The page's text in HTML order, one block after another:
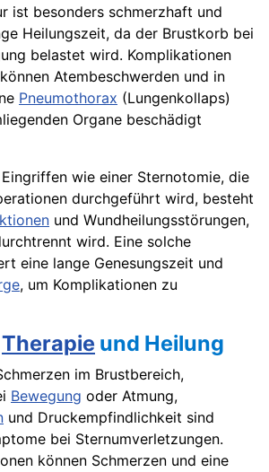
ist besonders schmerzhaft und
Heilungszeit, da der Brustkorb bei
belastet wird. Komplikationen
Atembeschwerden und in
Pneumothorax (Lungenkollaps)
Organe beschädigt
wie einer Sternotomie, die
durchgeführt wird, besteht
und Wundheilungsstörungen,
wird. Eine solche
eine lange Genesungszeit und
, um Komplikationen zu
Therapie und Heilung
im Brustbereich,
Bewegung oder Atmung,
und Druckempfindlichkeit sind
bei Sternumverletzungen.
können Schmerzen und eine